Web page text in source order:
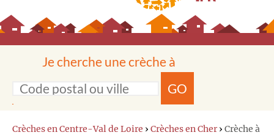
Je cherche une crèche à
GO
Crèches en Centre-Val de Loire › Crèches en Cher › Crèche à